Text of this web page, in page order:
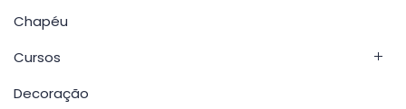
Chapéu
Cursos
Decoração